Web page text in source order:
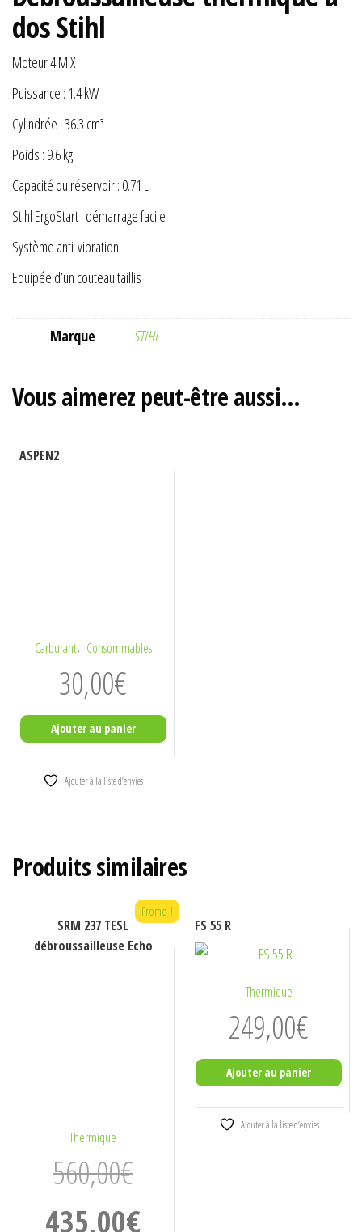
dos Stihl
Moteur 4 MIX
Puissance : 1.4 kW
Cylindrée : 36.3 cm³
Poids : 9.6 kg
Capacité du réservoir : 0.71 L
Stihl ErgoStart : démarrage facile
Système anti-vibration
Equipée d’un couteau taillis
Marque STIHL
Vous aimerez peut-être aussi…
ASPEN2
Carburant, Consommables
30,00€
Ajouter au panier
Ajouter à la liste d’envies
Produits similaires
Promo !
SRM 237 TESL
débroussailleuse Echo
Thermique
560,00€
Le
435,00€Le
FS 55 R
Thermique
249,00€
Ajouter au panier
Ajouter à la liste d’envies